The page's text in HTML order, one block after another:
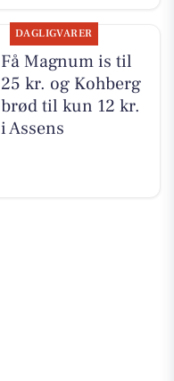
DAGLIGVARER
Få Magnum is til
25 kr. og Kohberg
brød til kun 12 kr.
i Assens